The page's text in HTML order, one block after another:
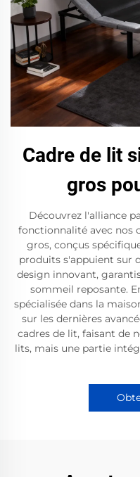
Cadre de lit
gros
Découvrez l'alliance
fonctionnalité avec nos
gros, conçus
produits s'appuient sur
design innovant,
sommeil reposante.
spécialisée dans la
sur les dernières
cadres de lit, faisant de
lits, mais une partie